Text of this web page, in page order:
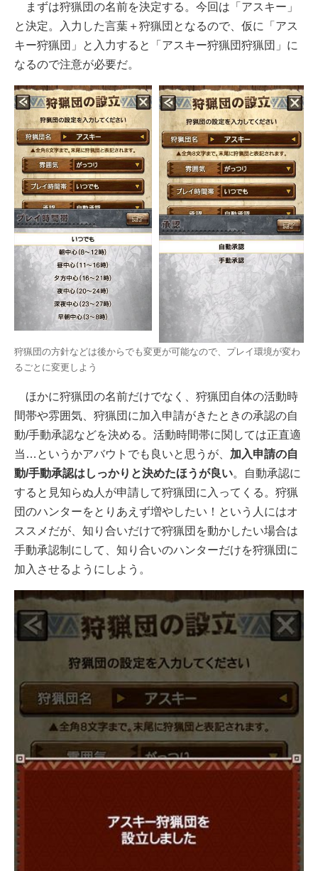
まずは狩猟団の名前を決定する。今回は「アスキー」
と決定。入力した言葉＋狩猟団となるので、仮に「アス
キー狩猟団」と入力すると「アスキー狩猟団狩猟団」に
なるので注意が必要だ。
狩猟団の方針などは後からでも変更が可能なので、プレイ環境が変わ
るごとに変更しよう
ほかに狩猟団の名前だけでなく、狩猟団自体の活動時
間帯や雰囲気、狩猟団に加入申請がきたときの承認の自
動/手動承認などを決める。活動時間帯に関しては正直適
当…というかアバウトでも良いと思うが、 加入申請の自
動/手動承認はしっかりと決めたほうが良い。自動承認に
すると見知らぬ人が申請して狩猟団に入ってくる。狩猟
団のハンターをとりあえず増やしたい！という人にはオ
ススメだが、知り合いだけで狩猟団を動かしたい場合は
手動承認制にして、知り合いのハンターだけを狩猟団に
加入させるようにしよう。